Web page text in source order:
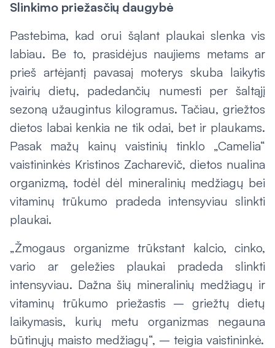
Slinkimo priežasčių daugybė
Pastebima, kad orui šąlant plaukai slenka vis
labiau. Be to, prasidėjus naujiems metams ar
prieš artėjantį pavasaį moterys skuba laikytis
įvairių dietų, padedančių numesti per šaltąjį
sezoną užaugintus kilogramus. Tačiau, griežtos
dietos labai kenkia ne tik odai, bet ir plaukams.
Pasak mažų kainų vaistinių tinklo „Camelia“
vaistininkės Kristinos Zacharevič, dietos nualina
organizmą, todėl dėl mineralinių medžiagų bei
vitaminų trūkumo pradeda intensyviau slinkti
plaukai.
„Žmogaus organizme trūkstant kalcio, cinko,
vario ar geležies plaukai pradeda slinkti
intensyviau. Dažna šių mineralinių medžiagų ir
vitaminų trūkumo priežastis – griežtų dietų
laikymasis, kurių metu organizmas negauna
būtinųjų maisto medžiagų“, – teigia vaistininkė.